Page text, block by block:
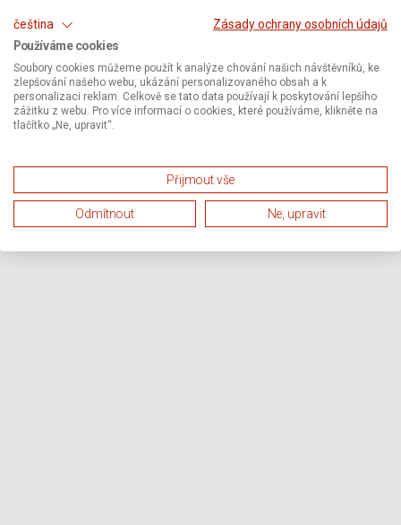
čeština
Zásady ochrany osobních údajů
Používáme cookies
Soubory cookies můžeme použít k analýze chování našich návštěvníků, ke
zlepšování našeho webu, ukázání personalizovaného obsah a k
personalizaci reklam. Celkově se tato data používají k poskytování lepšího
zážitku z webu. Pro více informací o cookies, které používáme, klikněte na
tlačítko „Ne, upravit“.
Přijmout vše
Odmítnout Ne, upravit